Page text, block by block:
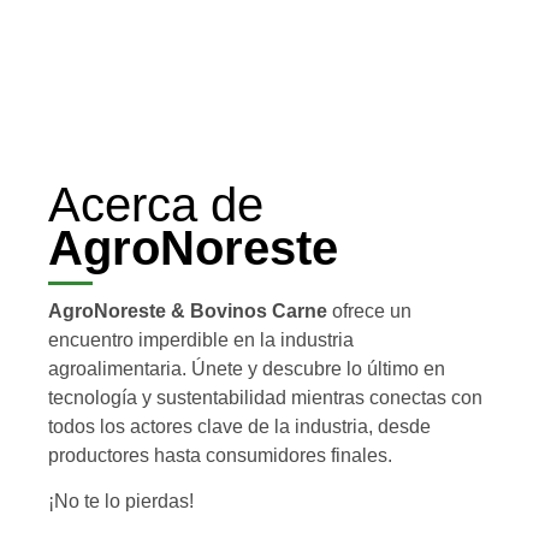
Acerca de
AgroNoreste
AgroNoreste & Bovinos Carne ofrece un
encuentro imperdible en la industria
agroalimentaria. Únete y descubre lo último en
tecnología y sustentabilidad mientras conectas con
todos los actores clave de la industria, desde
productores hasta consumidores finales.
¡No te lo pierdas!